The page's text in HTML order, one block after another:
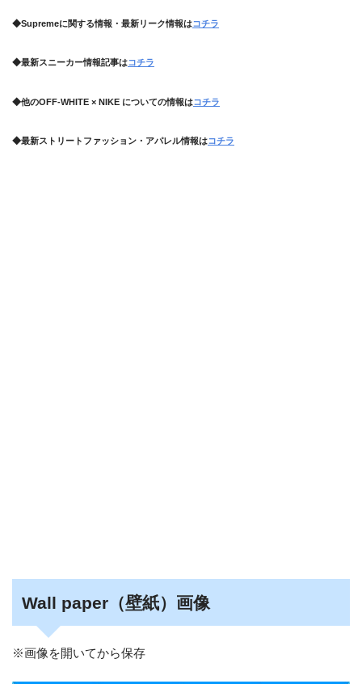
◆Supremeに関する情報・最新リーク情報はコチラ
◆最新スニーカー情報記事はコチラ
◆他のOFF-WHITE × NIKE についての情報はコチラ
◆最新ストリートファッション・アパレル情報はコチラ
Wall paper（壁紙）画像
※画像を開いてから保存